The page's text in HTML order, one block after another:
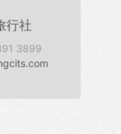
行社
3899